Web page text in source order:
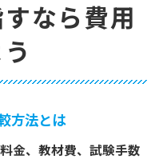
なら費用
方法とは
金、教材費、試験手数